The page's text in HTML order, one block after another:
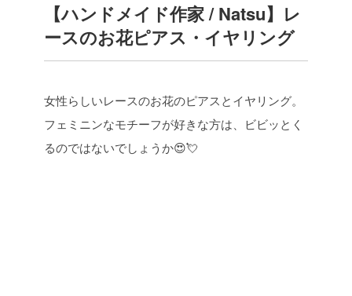
【ハンドメイド作家 / Natsu】レ
ースのお花ピアス・イヤリング
女性らしいレースのお花のピアスとイヤリング。
フェミニンなモチーフが好きな方は、ビビッとく
るのではないでしょうか😍💘